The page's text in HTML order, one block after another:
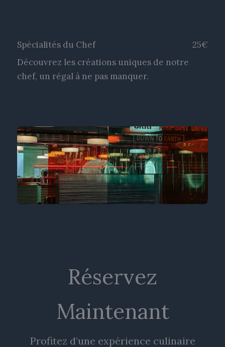
Spécialités du Chef
Découvrez les créations uniques de notre
chef, un régal à ne pas manquer.
25€
Réservez
Maintenant
Profitez d’une expérience culinaire